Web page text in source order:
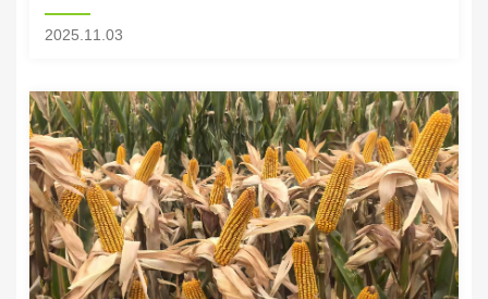
联盟大会在埃塞俄比亚亚的斯亚贝巴成功召开。作为大会核
心组成部分，由作科所联合院蔬菜...
2025.11.03